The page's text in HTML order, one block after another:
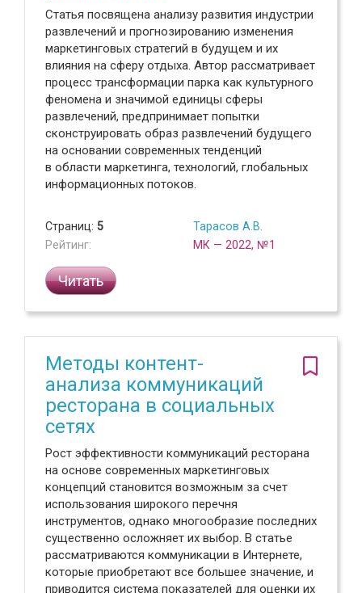
Статья посвящена анализу развития индустрии
развлечений и прогнозированию изменения
маркетинговых стратегий в будущем и их
влияния на сферу отдыха. Автор рассматривает
процесс трансформации парка как культурного
феномена и значимой единицы сферы
развлечений, предпринимает попытки
сконструировать образ развлечений будущего
на основании современных тенденций
в области маркетинга, технологий, глобальных
информационных потоков.
Страниц: 5
Рейтинг:
Тарасов А.В.
МК — 2022, №1
Читать
Методы контент-
анализа коммуникаций
ресторана в социальных
сетях
Рост эффективности коммуникаций ресторана
на основе современных маркетинговых
концепций становится возможным за счет
использования широкого перечня
инструментов, однако многообразие последних
существенно осложняет их выбор. В статье
рассматриваются коммуникации в Интернете,
которые приобретают все большее значение, и
приводится система показателей для оценки их